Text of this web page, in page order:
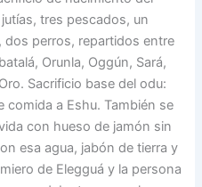
tres pescados, un
perros, repartidos entre
Orunla, Oggún, Sará,
Sacrificio base del odu:
comida a Eshu. También se
con hueso de jamón sin
esa agua, jabón de tierra y
de Elegguá y la persona